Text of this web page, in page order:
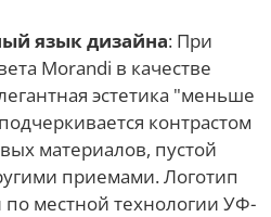
язык дизайна: При
Morandi в качестве
эстетика "меньше
контрастом
материалов, пустой
приемами. Логотип
местной технологии УФ-